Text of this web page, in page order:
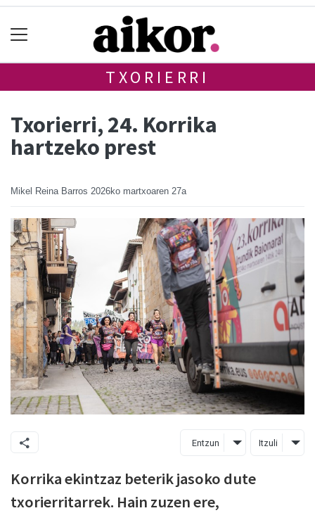
TXORIERRI
Txorierri, 24. Korrika
hartzeko prest
Mikel Reina Barros 2026ko martxoaren 27a
Entzun Itzuli
Korrika ekintzaz beterik jasoko dute
txorierritarrek. Hain zuzen ere,